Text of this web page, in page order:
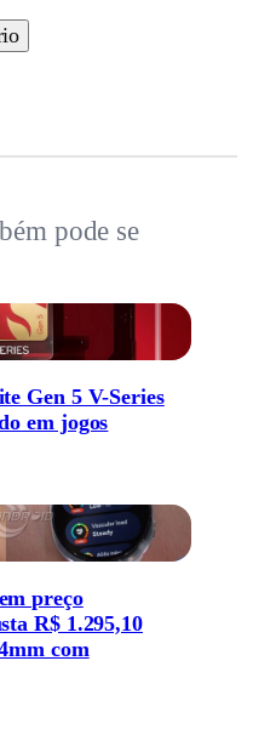
pode se
Gen 5 V-Series
em jogos
preço
R$ 1.295,10
com